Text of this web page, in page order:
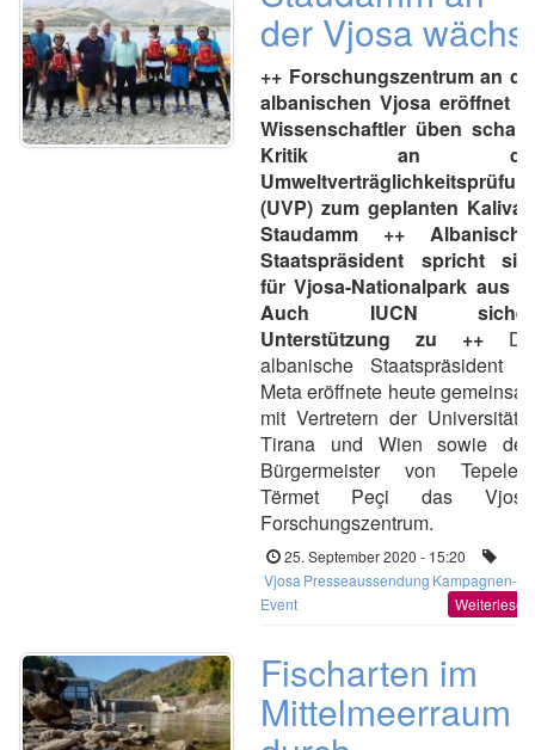
der Vjosa wächst
++ Forschungszentrum an
albanischen Vjosa eröffnet
Wissenschaftler üben
Kritik an
(UVP) zum geplanten
Staudamm ++
Staatspräsident spricht
für Vjosa-Nationalpark aus
Auch IUCN
Unterstützung zu ++
albanische Staatspräsident
Meta eröffnete heute
mit Vertretern der
Tirana und Wien sowie
Bürgermeister von
Tërmet Peçi das
Forschungszentrum.
25. September 2020 - 15:20
Vjosa Presseaussendung Kampagnen-
Event
Weiterlesen
Fischarten im
Mittelmeerraum